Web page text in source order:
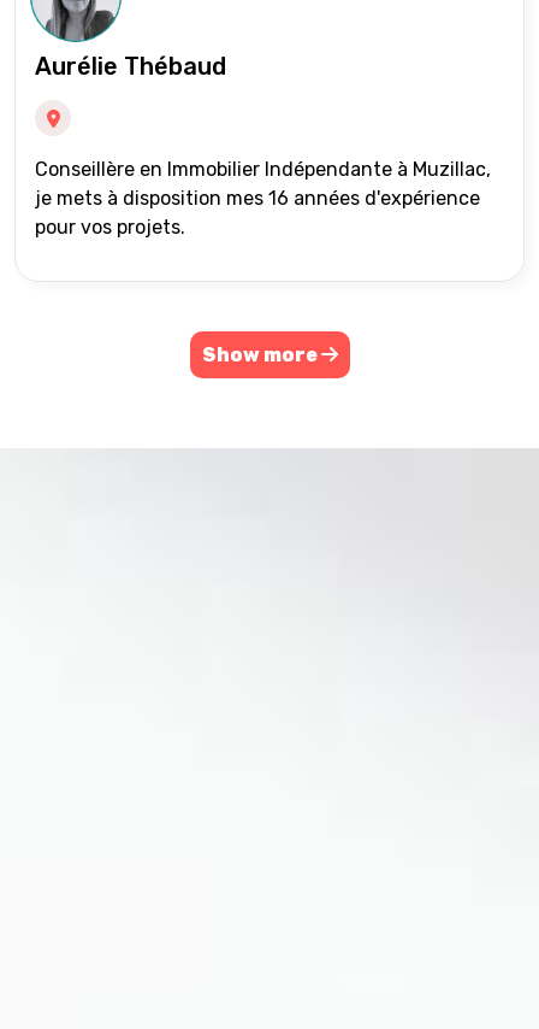
Aurélie Thébaud
Conseillère en Immobilier Indépendante à Muzillac,
je mets à disposition mes 16 années d'expérience
pour vos projets.
Show more